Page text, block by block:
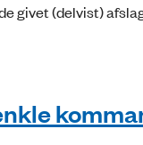
givet (delvist)